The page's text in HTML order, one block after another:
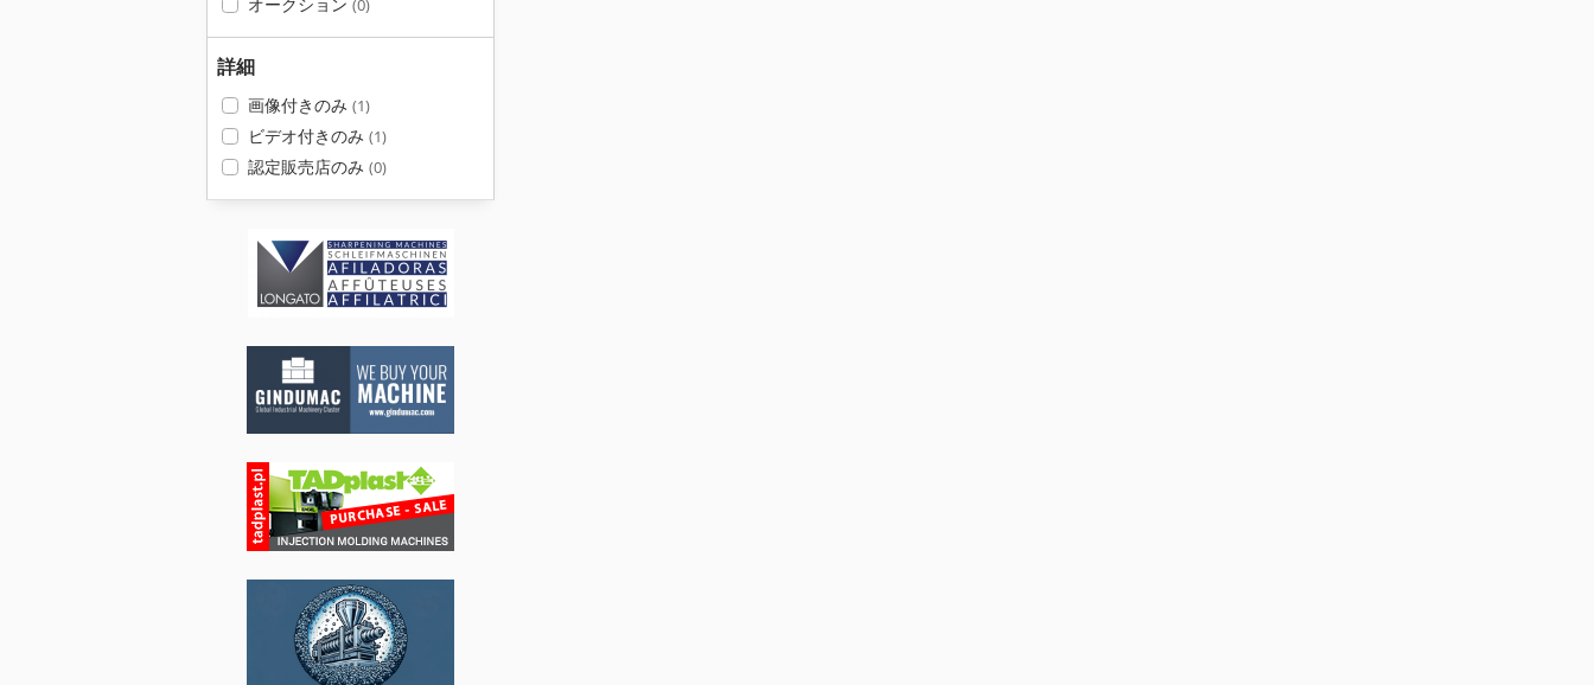
(0)
詳細
画像付きのみ (1)
ビデオ付きのみ (1)
認定販売店のみ (0)